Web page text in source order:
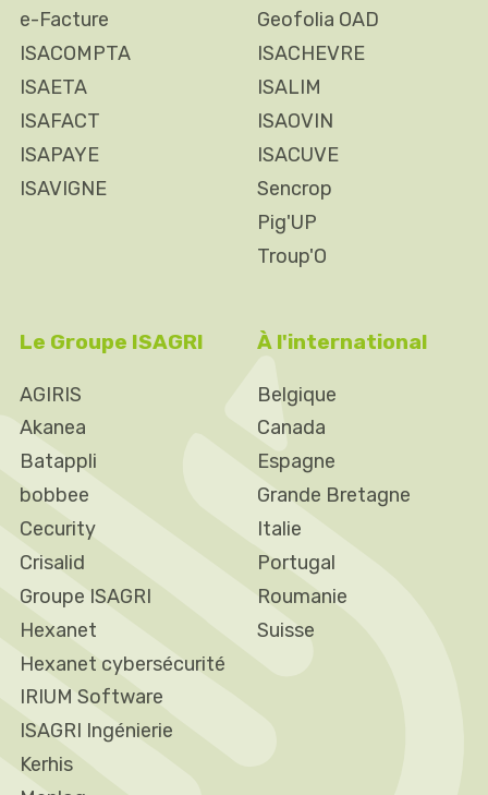
e-Facture
ISACOMPTA
ISAETA
ISAFACT
ISAPAYE
ISAVIGNE
Geofolia OAD
ISACHEVRE
ISALIM
ISAOVIN
ISACUVE
Sencrop
Pig'UP
Troup'O
Le Groupe ISAGRI
AGIRIS
Akanea
Batappli
bobbee
Cecurity
Crisalid
Groupe ISAGRI
Hexanet
Hexanet cybersécurité
IRIUM Software
ISAGRI Ingénierie
Kerhis
À l'international
Belgique
Canada
Espagne
Grande Bretagne
Italie
Portugal
Roumanie
Suisse